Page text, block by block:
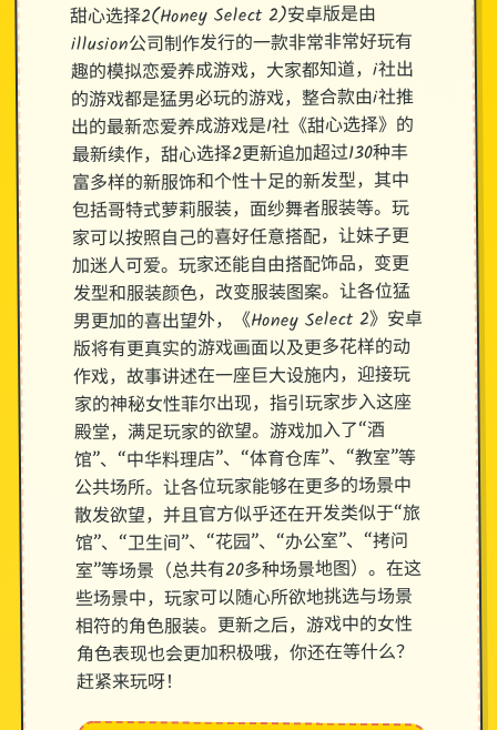
甜心选择2(Honey Select 2)安卓版是由
illusion公司制作发行的一款非常非常好玩有
趣的模拟恋爱养成游戏，大家都知道，i社出
的游戏都是猛男必玩的游戏，整合款由i社推
出的最新恋爱养成游戏是I社《甜心选择》的
最新续作，甜心选择2更新追加超过130种丰
富多样的新服饰和个性十足的新发型，其中
包括哥特式萝莉服装，面纱舞者服装等。玩
家可以按照自己的喜好任意搭配，让妹子更
加迷人可爱。玩家还能自由搭配饰品，变更
发型和服装颜色，改变服装图案。让各位猛
男更加的喜出望外，《Honey Select 2》安卓
版将有更真实的游戏画面以及更多花样的动
作戏，故事讲述在一座巨大设施内，迎接玩
家的神秘女性菲尔出现，指引玩家步入这座
殿堂，满足玩家的欲望。游戏加入了“酒
馆”、“中华料理店”、“体育仓库”、“教室”等
公共场所。让各位玩家能够在更多的场景中
散发欲望，并且官方似乎还在开发类似于“旅
馆”、“卫生间”、“花园”、“办公室”、“拷问
室”等场景（总共有20多种场景地图）。在这
些场景中，玩家可以随心所欲地挑选与场景
相符的角色服装。更新之后，游戏中的女性
角色表现也会更加积极哦，你还在等什么？
赶紧来玩呀！